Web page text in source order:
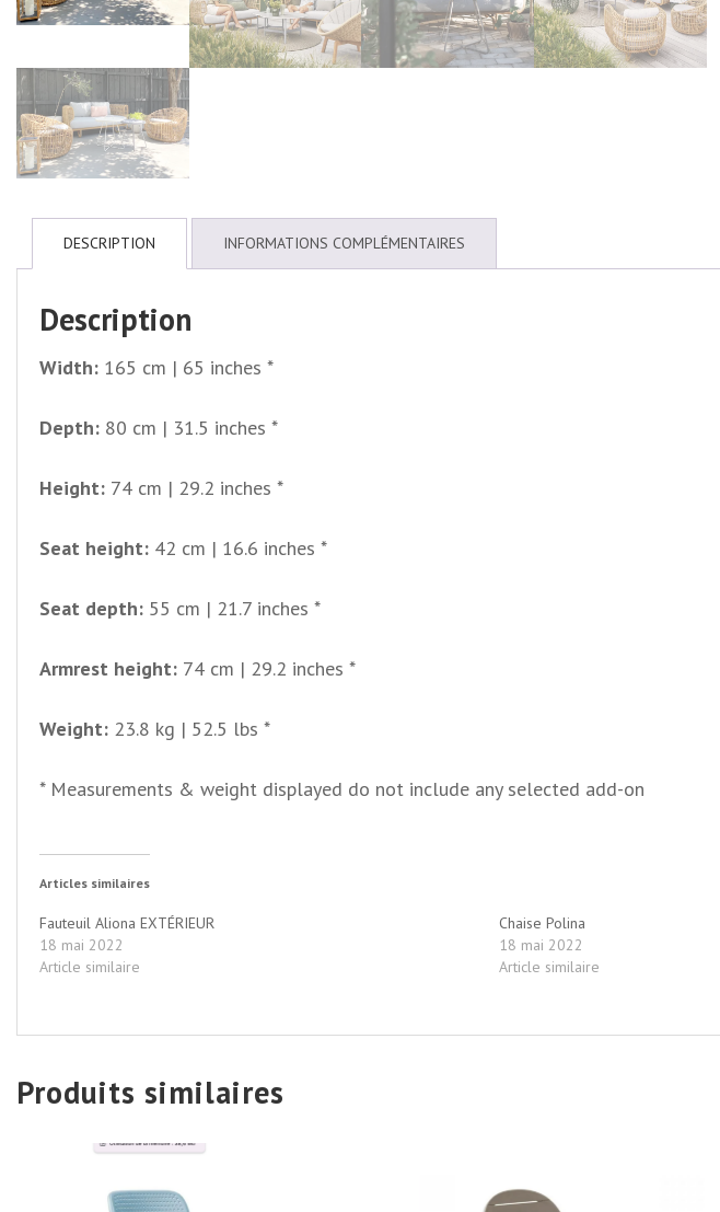
DESCRIPTION INFORMATIONS COMPLÉMENTAIRES
Description
Width: 165 cm | 65 inches *
Depth: 80 cm | 31.5 inches *
Height: 74 cm | 29.2 inches *
Seat height: 42 cm | 16.6 inches *
Seat depth: 55 cm | 21.7 inches *
Armrest height: 74 cm | 29.2 inches *
Weight: 23.8 kg | 52.5 lbs *
* Measurements & weight displayed do not include any selected add-on
Articles similaires
Fauteuil Aliona EXTÉRIEUR
18 mai 2022
Article similaire
Chaise Polina
18 mai 2022
Article similaire
Produits similaires